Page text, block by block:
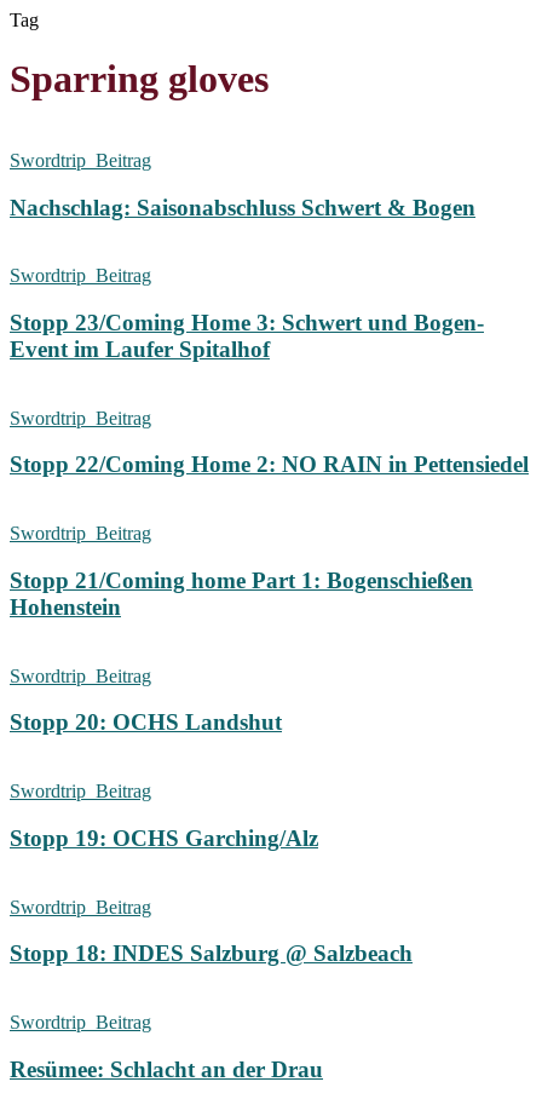
Skip
main
content
Tag
Sparring gloves
Swordtrip_Beitrag
Nachschlag: Saisonabschluss Schwert & Bogen
Swordtrip_Beitrag
Stopp 23/Coming Home 3: Schwert und Bogen-
Event im Laufer Spitalhof
Swordtrip_Beitrag
Stopp 22/Coming Home 2: NO RAIN in Pettensiedel
Swordtrip_Beitrag
Stopp 21/Coming home Part 1: Bogenschießen
Hohenstein
Swordtrip_Beitrag
Stopp 20: OCHS Landshut
Swordtrip_Beitrag
Stopp 19: OCHS Garching/Alz
Swordtrip_Beitrag
Stopp 18: INDES Salzburg @ Salzbeach
Swordtrip_Beitrag
Resümee: Schlacht an der Drau